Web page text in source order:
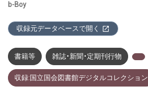
b-Boy
収録元データベースで開く
書籍等 雑誌・新聞・定期刊行物
収録:国立国会図書館デジタルコレクション